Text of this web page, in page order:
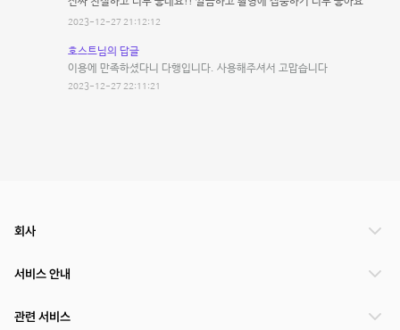
2023-12-27 21:12:12
호스트님의 답글
이용에 만족하셨다니 다행입니다. 사용해주셔서 고맙습니다
2023-12-27 22:11:21
회사
서비스 안내
관련 서비스